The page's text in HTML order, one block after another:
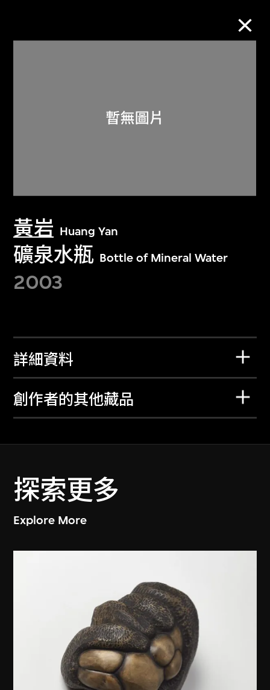
黃岩 Huang Yan
礦泉水瓶 Bottle of Mineral Water
2003
詳細資料
創作者的其他藏品
探索更多
Explore More
關於M+藏品
探索世界頂級的二十及二十一世紀視覺
文化藏品。